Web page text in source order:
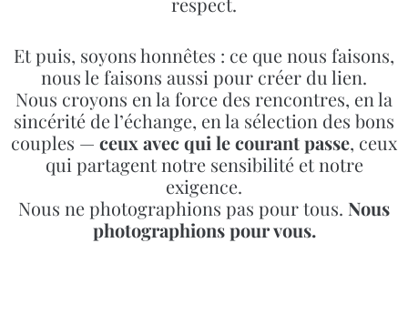
Et puis, soyons honnêtes : ce que nous faisons,
nous le faisons aussi pour créer du lien.
Nous croyons en la force des rencontres, en la
sincérité de l’échange, en la sélection des bons
couples — ceux avec qui le courant passe, ceux
qui partagent notre sensibilité et notre
exigence.
Nous ne photographions pas pour tous. Nous
photographions pour vous.